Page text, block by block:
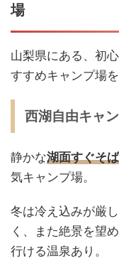
場
山梨県にある、初
すすめキャンプ場
西湖自由キャ
静かな湖面すぐそ
気キャンプ場。
冬は冷え込みが厳
く、また絶景を望
行ける温泉あり。